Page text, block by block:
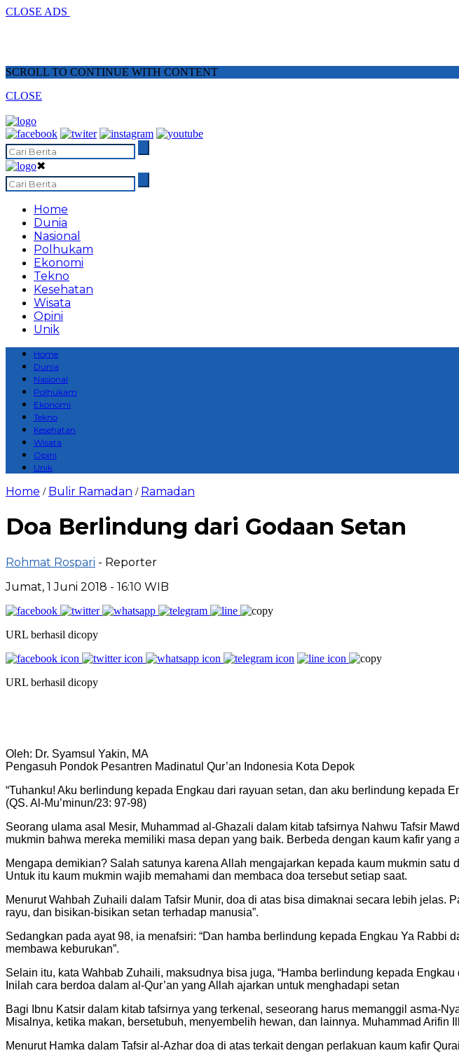
CLOSE ADS
SCROLL TO CONTINUE WITH CONTENT
CLOSE
✖
Home
Dunia
Nasional
Polhukam
Ekonomi
Tekno
Kesehatan
Wisata
Opini
Unik
Home
Dunia
Nasional
Polhukam
Ekonomi
Tekno
Kesehatan
Wisata
Opini
Unik
Home / Bulir Ramadan / Ramadan
Doa Berlindung dari Godaan Setan
Rohmat Rospari - Reporter
Jumat, 1 Juni 2018 - 16:10 WIB
URL berhasil dicopy
URL berhasil dicopy
Oleh: Dr. Syamsul Yakin, MA
Pengasuh Pondok Pesantren Madinatul Qur’an Indonesia Kota Depok
“Tuhanku! Aku berlindung kepada Engkau dari rayuan setan, dan aku berlindung kepada
(QS. Al-Mu’minun/23: 97-98)
Seorang ulama asal Mesir, Muhammad al-Ghazali dalam kitab tafsirnya Nahwu Tafsir
mukmin bahwa mereka memiliki masa depan yang baik. Berbeda dengan kaum kafir yang
Mengapa demikian? Salah satunya karena Allah mengajarkan kepada kaum mukmin
Untuk itu kaum mukmin wajib memahami dan membaca doa tersebut setiap saat.
Menurut Wahbah Zuhaili dalam Tafsir Munir, doa di atas bisa dimaknai secara lebih
rayu, dan bisikan-bisikan setan terhadap manusia”.
Sedangkan pada ayat 98, ia menafsiri: “Dan hamba berlindung kepada Engkau Ya
membawa keburukan”.
Selain itu, kata Wahbab Zuhaili, maksudnya bisa juga, “Hamba berlindung kepada
Inilah cara berdoa dalam al-Qur’an yang Allah ajarkan untuk menghadapi setan
Bagi Ibnu Katsir dalam kitab tafsirnya yang terkenal, seseorang harus memanggil asma-
Misalnya, ketika makan, bersetubuh, menyembelih hewan, dan lainnya. Muhammad
Menurut Hamka dalam Tafsir al-Azhar doa di atas terkait dengan perlakuan kaum kafir